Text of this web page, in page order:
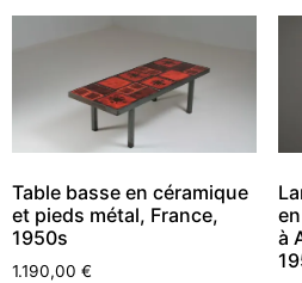
Table basse en céramique
et pieds métal, France,
1950s
1.190,00 €
à